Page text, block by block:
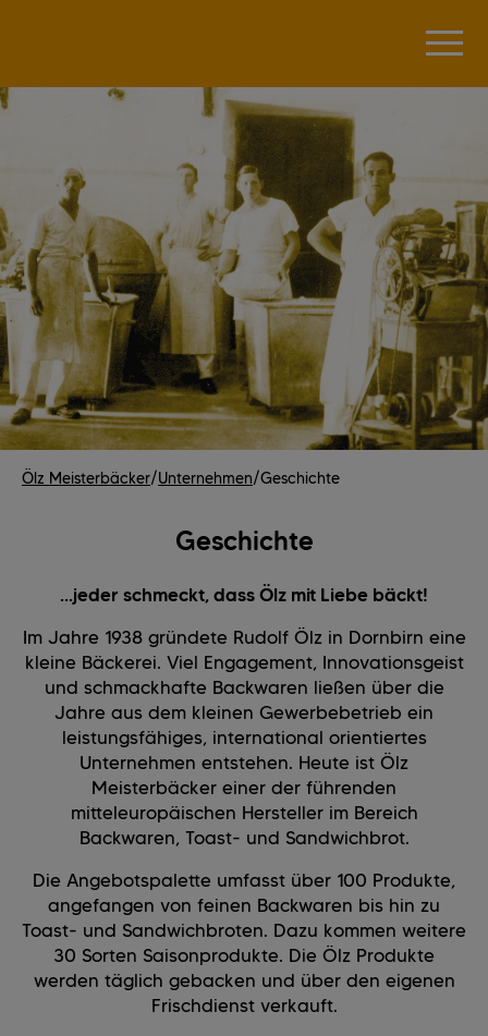
Ölz Meisterbäcker/Unternehmen/Geschichte
Geschichte
...jeder schmeckt, dass Ölz mit Liebe bäckt!
Im Jahre 1938 gründete Rudolf Ölz in Dornbirn eine
kleine Bäckerei. Viel Engagement, Innovationsgeist
und schmackhafte Backwaren ließen über die
Jahre aus dem kleinen Gewerbebetrieb ein
leistungsfähiges, international orientiertes
Unternehmen entstehen. Heute ist Ölz
Meisterbäcker einer der führenden
mitteleuropäischen Hersteller im Bereich
Backwaren, Toast- und Sandwichbrot.
Die Angebotspalette umfasst über 100 Produkte,
angefangen von feinen Backwaren bis hin zu
Toast- und Sandwichbroten. Dazu kommen weitere
30 Sorten Saisonprodukte. Die Ölz Produkte
werden täglich gebacken und über den eigenen
Frischdienst verkauft.